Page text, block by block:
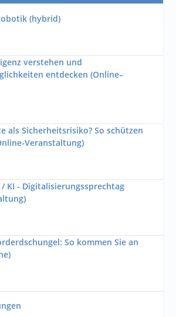
(hybrid)
verstehen und
entdecken (Online–
als Sicherheitsrisiko? So schützen
Veranstaltung)
KI - Digitalisierungssprechtag
So kommen Sie an